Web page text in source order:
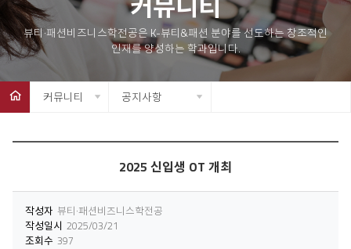
커뮤니티 공지사항
2025 신입생 OT 개최
작성자 뷰티·패션비즈니스학전공
작성일시 2025/03/21
조회수 397